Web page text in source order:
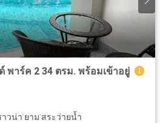
พาร์ค 2 34 ตรม. พร้อมเข้าอยู่
วน่า·ยาม·สระว่ายน้ำ